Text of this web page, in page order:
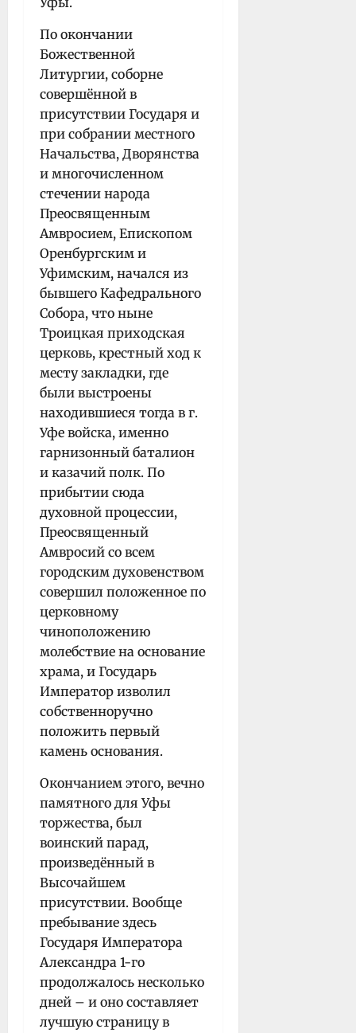
По окончании
Божественной
Литургии, соборне
совершённой в
присутствии Государя и
при собрании местного
Начальства, Дворянства
и многочисленном
стечении народа
Преосвященным
Амвросием, Епископом
Оренбургским и
Уфимским, начался из
бывшего Кафедрального
Собора, что ныне
Троицкая приходская
церковь, крестный ход к
месту закладки, где
были выстроены
находившиеся тогда в г.
Уфе войска, именно
гарнизонный баталион
и казачий полк. По
прибытии сюда
духовной процессии,
Преосвященный
Амвросий со всем
городским духовенством
совершил положенное по
церковному
чиноположению
молебствие на основание
храма, и Государь
Император изволил
собственноручно
положить первый
камень основания.
Окончанием этого, вечно
памятного для Уфы
торжества, был
воинский парад,
произведённый в
Высочайшем
присутствии. Вообще
пребывание здесь
Государя Императора
Александра 1-го
продолжалось несколько
дней – и оно составляет
лучшую страницу в